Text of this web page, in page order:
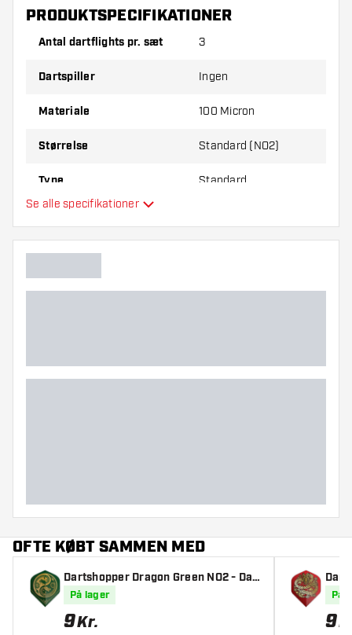
knækket ved brug.
anden tykkelse på flights for at finde ud af,
PRODUKTSPECIFIKATIONER
Antal dartflights pr. sæt 3
Dartspiller Ingen
Materiale 100 Micron
Størrelse Standard (NO2)
Type Standard
Yderligere farver
Se alle specifikationer
OFTE KØBT SAMMEN MED
Dartshopper Dragon Green NO2 - Dar
t Flights
På lager
9Kr.
På
9